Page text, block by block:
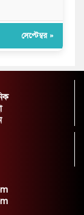
সেপ্টেম্বর »